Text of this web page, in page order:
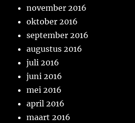
november 2016
oktober 2016
september 2016
augustus 2016
juli 2016
juni 2016
mei 2016
april 2016
maart 2016